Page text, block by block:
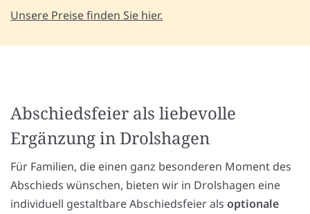
Unsere Preise finden Sie hier.
Abschiedsfeier als liebevolle
Ergänzung in Drolshagen
Für Familien, die einen ganz besonderen Moment des
Abschieds wünschen, bieten wir in Drolshagen eine
individuell gestaltbare Abschiedsfeier als optionale